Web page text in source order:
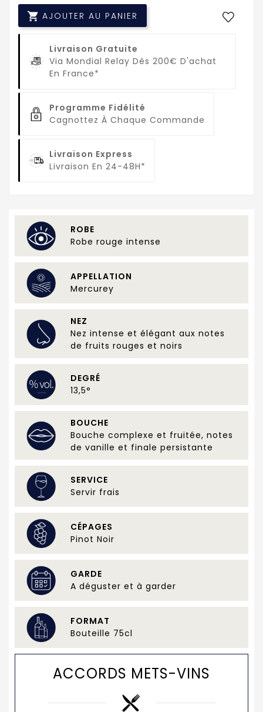
 AJOUTER AU PANIER
Livraison Gratuite
Via Mondial Relay Dès 200€ D'achat
En France*
Programme Fidélité
Cagnottez À Chaque Commande
Livraison Express
Livraison En 24-48H*
ROBE
Robe rouge intense
APPELLATION
Mercurey
NEZ
Nez intense et élégant aux notes
de fruits rouges et noirs
DEGRÉ
13,5°
BOUCHE
Bouche complexe et fruitée, notes
de vanille et finale persistante
SERVICE
Servir frais
CÉPAGES
Pinot Noir
GARDE
A déguster et à garder
FORMAT
Bouteille 75cl
ACCORDS METS-VINS